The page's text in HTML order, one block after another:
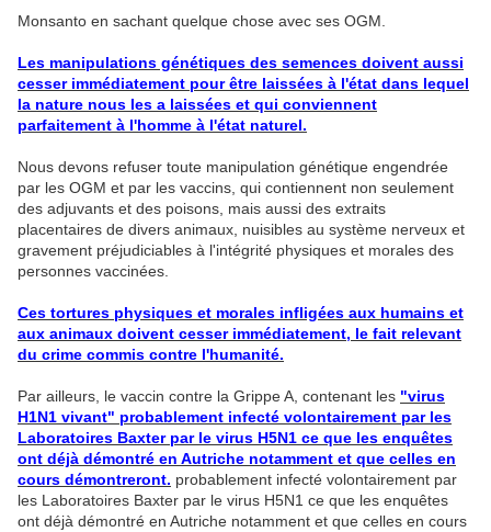
Monsanto en sachant quelque chose avec ses OGM.
Les manipulations génétiques des semences doivent aussi
cesser immédiatement pour être laissées à l'état dans lequel
la nature nous les a laissées et qui conviennent
parfaitement à l'homme à l'état naturel.
Nous devons refuser toute manipulation génétique engendrée
par les OGM et par les vaccins, qui contiennent non seulement
des adjuvants et des poisons, mais aussi des extraits
placentaires de divers animaux, nuisibles au système nerveux et
gravement préjudiciables à l'intégrité physiques et morales des
personnes vaccinées.
Ces tortures physiques et morales infligées aux humains et
aux animaux doivent cesser immédiatement, le fait relevant
du crime commis contre l'humanité.
Par ailleurs, le vaccin contre la Grippe A, contenant les "virus
H1N1 vivant" probablement infecté volontairement par les
Laboratoires Baxter par le virus H5N1 ce que les enquêtes
ont déjà démontré en Autriche notamment et que celles en
cours démontreront. probablement infecté volontairement par
les Laboratoires Baxter par le virus H5N1 ce que les enquêtes
ont déjà démontré en Autriche notamment et que celles en cours